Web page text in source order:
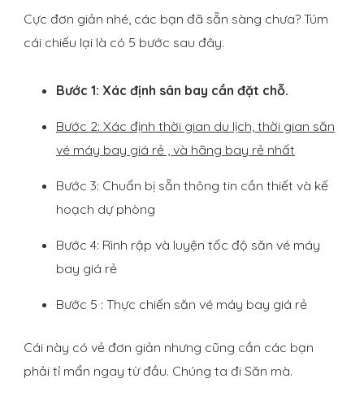
Cực đơn giản nhé, các bạn đã sẵn sàng chưa? Túm
cái chiếu lại là có 5 bước sau đây.
Bước 1: Xác định sân bay cần đặt chỗ.
Bước 2: Xác định thời gian du lịch, thời gian săn
vé máy bay giá rẻ , và hãng bay rẻ nhất
Bước 3: Chuẩn bị sẵn thông tin cần thiết và kế
hoạch dự phòng
Bước 4: Rình rập và luyện tốc độ săn vé máy
bay giá rẻ
Bước 5 : Thực chiến săn vé máy bay giá rẻ
Cái này có vẻ đơn giản nhưng cũng cần các bạn
phải tỉ mẩn ngay từ đầu. Chúng ta đi Săn mà.